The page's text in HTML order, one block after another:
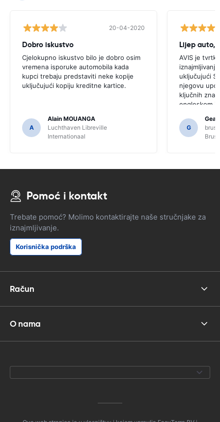
20-04-2020
Dobro iskustvo
Cjelokupno iskustvo bilo je dobro osim
vremena isporuke automobila kada
kupci trebaju predstaviti neke kopije
uključujući kopiju kreditne kartice.
A
Alain MOUANGA
Luchthaven Libreville
Internationaal
AVIS je
uključujući
njegovu
ključnih
engleskom
određene
zbog toga
G
Pomoć i kontakt
Trebate pomoć? Molimo kontaktirajte naše stručnjake za
iznajmljivanje.
Korisnička podrška
Račun
O nama